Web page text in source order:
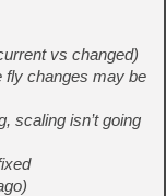
vs changed)
fly changes may be
scaling isn’t going